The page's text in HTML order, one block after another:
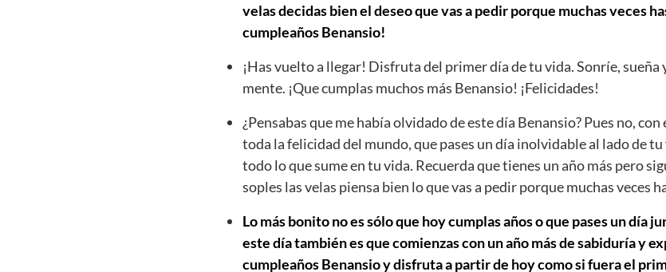
velas decidas bien el deseo que vas a pedir porque muchas veces
cumpleaños Benansio!
¡Has vuelto a llegar! Disfruta del primer día de tu vida. Sonríe, sueña
mente. ¡Que cumplas muchos más Benansio! ¡Felicidades!
¿Pensabas que me había olvidado de este día Benansio? Pues no,
toda la felicidad del mundo, que pases un día inolvidable al lado de
todo lo que sume en tu vida. Recuerda que tienes un año más pero
soples las velas piensa bien lo que vas a pedir porque muchas veces
Lo más bonito no es sólo que hoy cumplas años o que pases un día
este día también es que comienzas con un año más de sabiduría y
cumpleaños Benansio y disfruta a partir de hoy como si fuera el